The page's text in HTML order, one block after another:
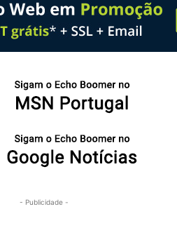
- Publicidade -